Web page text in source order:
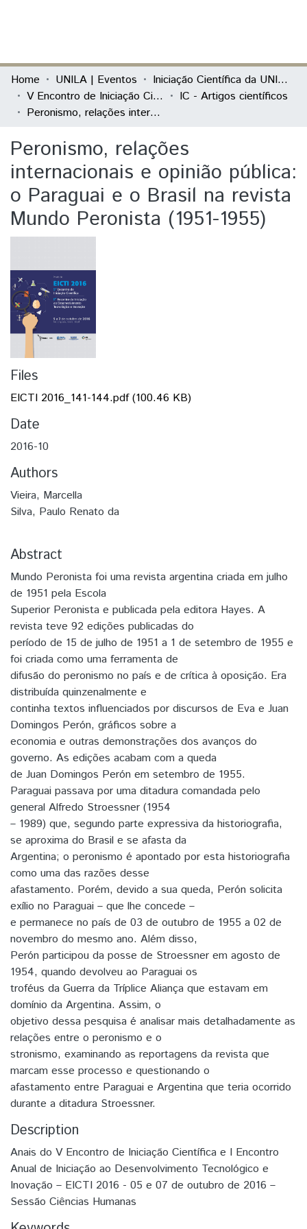
Communities & Collections
All of DSpace
Home UNILA | Eventos
Iniciação Científica da UNILA (IC)
V Encontro de Iniciação Científica e I Encontro Anual de Iniciação ao Desenvolvimento Tecnológico e Inovação
IC - Artigos científicos
Peronismo, relações internacionais e opinião pública: o Paraguai e o Brasil na revista Mundo Peronista (1951-1955)
Peronismo, relações
internacionais e opinião pública:
o Paraguai e o Brasil na revista
Mundo Peronista (1951-1955)
Files
EICTI 2016_141-144.pdf(100.46 KB)
Date
2016-10
Authors
Vieira, Marcella
Silva, Paulo Renato da
Abstract
Mundo Peronista foi uma revista argentina criada em julho
de 1951 pela Escola
Superior Peronista e publicada pela editora Hayes. A
revista teve 92 edições publicadas do
período de 15 de julho de 1951 a 1 de setembro de 1955 e
foi criada como uma ferramenta de
difusão do peronismo no país e de crítica à oposição. Era
distribuída quinzenalmente e
continha textos influenciados por discursos de Eva e Juan
Domingos Perón, gráficos sobre a
economia e outras demonstrações dos avanços do
governo. As edições acabam com a queda
de Juan Domingos Perón em setembro de 1955.
Paraguai passava por uma ditadura comandada pelo
general Alfredo Stroessner (1954
– 1989) que, segundo parte expressiva da historiografia,
se aproxima do Brasil e se afasta da
Argentina; o peronismo é apontado por esta historiografia
como uma das razões desse
afastamento. Porém, devido a sua queda, Perón solicita
exílio no Paraguai – que lhe concede –
e permanece no país de 03 de outubro de 1955 a 02 de
novembro do mesmo ano. Além disso,
Perón participou da posse de Stroessner em agosto de
1954, quando devolveu ao Paraguai os
troféus da Guerra da Tríplice Aliança que estavam em
domínio da Argentina. Assim, o
objetivo dessa pesquisa é analisar mais detalhadamente as
relações entre o peronismo e o
stronismo, examinando as reportagens da revista que
marcam esse processo e questionando o
afastamento entre Paraguai e Argentina que teria ocorrido
durante a ditadura Stroessner.
Description
Anais do V Encontro de Iniciação Científica e I Encontro
Anual de Iniciação ao Desenvolvimento Tecnológico e
Inovação – EICTI 2016 - 05 e 07 de outubro de 2016 –
Sessão Ciências Humanas